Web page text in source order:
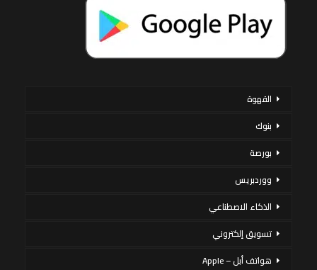
القهوة
بنوك
بورصة
ووردبريس
الذكاء الاصطناعي
تسويق إلكتروني
هواتف أبل – Apple